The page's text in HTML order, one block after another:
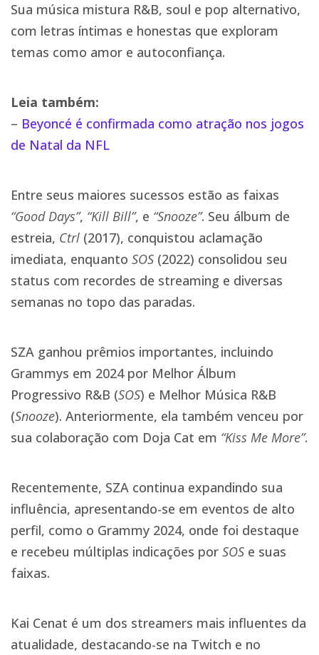
Sua música mistura R&B, soul e pop alternativo,
com letras íntimas e honestas que exploram
temas como amor e autoconfiança​.
Leia também:
– Beyoncé é confirmada como atração nos jogos
de Natal da NFL
Entre seus maiores sucessos estão as faixas
“Good Days”, “Kill Bill”, e “Snooze”. Seu álbum de
estreia, Ctrl (2017), conquistou aclamação
imediata, enquanto SOS (2022) consolidou seu
status com recordes de streaming e diversas
semanas no topo das paradas​.
SZA ganhou prêmios importantes, incluindo
Grammys em 2024 por Melhor Álbum
Progressivo R&B (SOS) e Melhor Música R&B
(Snooze). Anteriormente, ela também venceu por
sua colaboração com Doja Cat em “Kiss Me More”.​
Recentemente, SZA continua expandindo sua
influência, apresentando-se em eventos de alto
perfil, como o Grammy 2024, onde foi destaque
e recebeu múltiplas indicações por SOS e suas
faixas​.​
Kai Cenat é um dos streamers mais influentes da
atualidade, destacando-se na Twitch e no